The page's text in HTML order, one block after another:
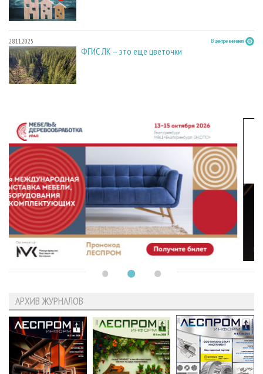
28.11.2025 В центре внимания
ФГИС ЛК – это еще цветочки
АРХИВ ЖУРНАЛОВ